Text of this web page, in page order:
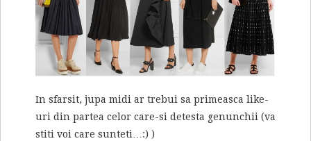
In sfarsit, jupa midi ar trebui sa primeasca like-
uri din partea celor care-si detesta genunchii (va
stiti voi care sunteti…:) )